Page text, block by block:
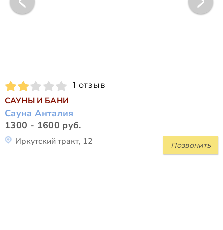
1 отзыв
САУНЫ И БАНИ
Сауна Анталия
1300 - 1600 руб.
Позвонить
Иркутский тракт, 12